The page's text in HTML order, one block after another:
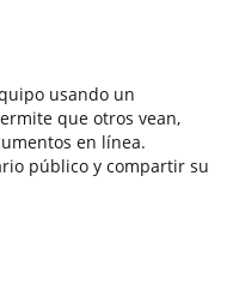
usando un
que otros vean,
en línea.
público y compartir su